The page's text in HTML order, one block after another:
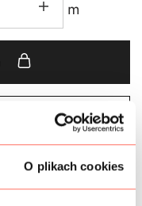
O plikach cookies
m
Czarne ,Geometryczne,
wg koloru,metr,